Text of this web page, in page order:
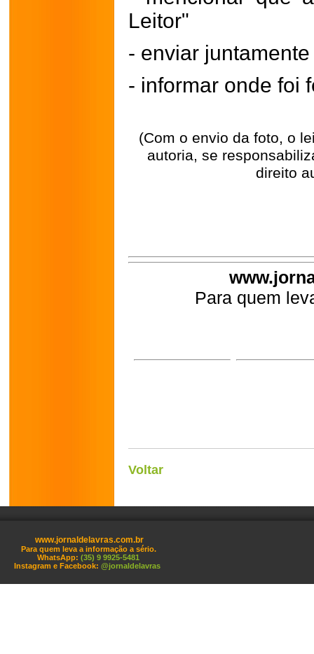
Leitor"
- enviar
- informar onde foi
(Com o envio da foto, o
autoria, se
direito
Para quem
Voltar
www.jornaldelavras.com.br
Para quem leva a informação a sério.
WhatsApp: (35) 9 9925-5481
Instagram e Facebook: @jornaldelavras